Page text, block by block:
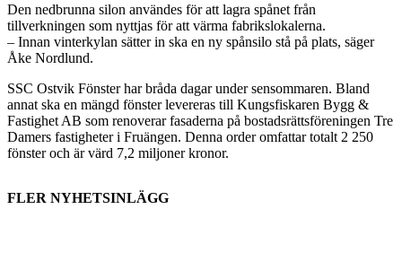
Den nedbrunna silon användes för att lagra spånet från
tillverkningen som nyttjas för att värma fabrikslokalerna.
– Innan vinterkylan sätter in ska en ny spånsilo stå på plats, säger
Åke Nordlund.
SSC Ostvik Fönster har bråda dagar under sensommaren. Bland
annat ska en mängd fönster levereras till Kungsfiskaren Bygg &
Fastighet AB som renoverar fasaderna på bostadsrättsföreningen Tre
Damers fastigheter i Fruängen. Denna order omfattar totalt 2 250
fönster och är värd 7,2 miljoner kronor.
FLER NYHETSINLÄGG